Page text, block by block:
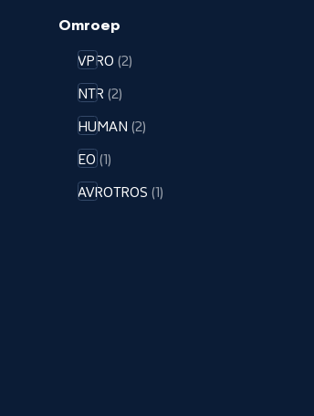
Omroep
VPRO (2)
NTR (2)
HUMAN (2)
EO (1)
AVROTROS (1)